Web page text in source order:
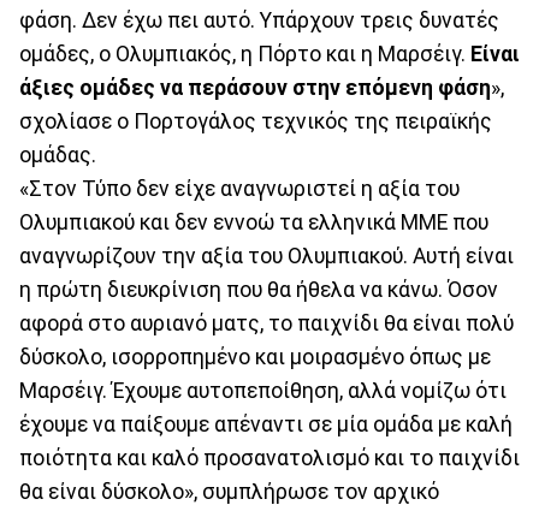
φάση. Δεν έχω πει αυτό. Υπάρχουν τρεις δυνατές
ομάδες, ο Ολυμπιακός, η Πόρτο και η Μαρσέιγ. Είναι
άξιες ομάδες να περάσουν στην επόμενη φάση»,
σχολίασε ο Πορτογάλος τεχνικός της πειραϊκής
ομάδας.
«Στον Τύπο δεν είχε αναγνωριστεί η αξία του
Ολυμπιακού και δεν εννοώ τα ελληνικά ΜΜΕ που
αναγνωρίζουν την αξία του Ολυμπιακού. Αυτή είναι
η πρώτη διευκρίνιση που θα ήθελα να κάνω. Όσον
αφορά στο αυριανό ματς, το παιχνίδι θα είναι πολύ
δύσκολο, ισορροπημένο και μοιρασμένο όπως με
Μαρσέιγ. Έχουμε αυτοπεποίθηση, αλλά νομίζω ότι
έχουμε να παίξουμε απέναντι σε μία ομάδα με καλή
ποιότητα και καλό προσανατολισμό και το παιχνίδι
θα είναι δύσκολο», συμπλήρωσε τον αρχικό